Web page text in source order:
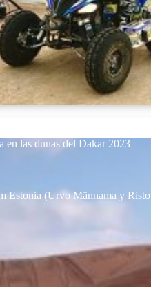
en las dunas del Dakar 2023
Estonia (Urvo Männama y Risto